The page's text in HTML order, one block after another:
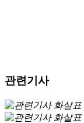
관련기사